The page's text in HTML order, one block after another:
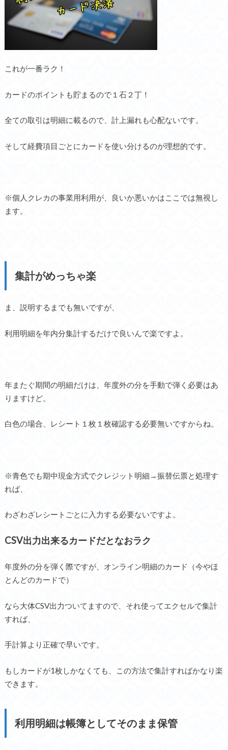
これが一番ラク！
カードのポイントも貯まるので１石２丁！
全ての取引は明細に載るので、計上漏れも心配ないです。
そして経費項目ごとにカードを使い分けるのが理想的です。
※個人クレカの事業用利用が、良いか悪いかはここでは無視し
ます。
集計がめっちゃ楽
ま、説明するまでも無いですが、
利用明細を年内分集計するだけで良いんで楽ですよ。
年またぐ期間の明細だけは、年度外の分を手動で弾く必要はあ
りますけど。
白色の場合、レシート１枚１枚確認する必要無いですからね。
※青色でも期中現金方式でクレジット明細→振替伝票と処理す
れば、
わざわざレシートごとに入力する必要ないですよ。
CSV出力出来るカードだとなおラク
年度外の分を弾く際ですが、オンライン明細のカード（今やほ
とんどのカードで）
なら大体CSV出力ついてますので、それ使ってエクセルで集計
すれば、
手計算より正確で早いです。
もしカードが1枚しかなくても、この方法で集計すればかなり楽
できます。
利用明細は帳簿としてそのまま保管